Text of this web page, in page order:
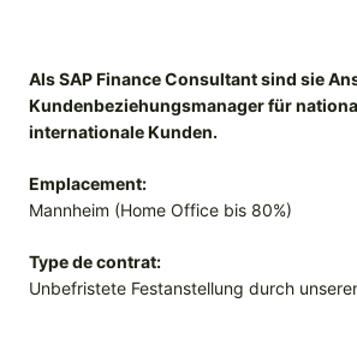
Als SAP Finance Consultant sind sie
Kundenbeziehungsmanager für
internationale Kunden.
Emplacement:
Mannheim (Home Office bis 80%)
Type de contrat:
Unbefristete Festanstellung durch